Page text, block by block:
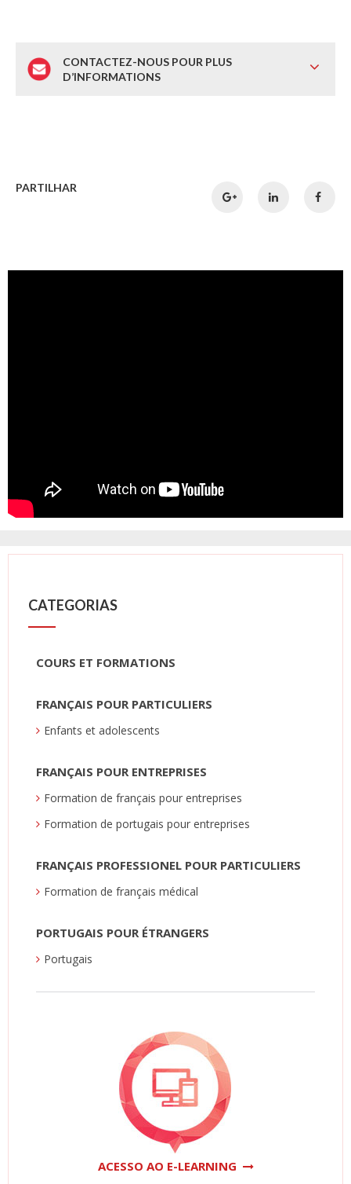
CONTACTEZ-NOUS POUR PLUS
D’INFORMATIONS
PARTILHAR
CATEGORIAS
COURS ET FORMATIONS
FRANÇAIS POUR PARTICULIERS
Enfants et adolescents
FRANÇAIS POUR ENTREPRISES
Formation de français pour entreprises
Formation de portugais pour entreprises
FRANÇAIS PROFESSIONEL POUR PARTICULIERS
Formation de français médical
PORTUGAIS POUR ÉTRANGERS
Portugais
ACESSO AO E-LEARNING